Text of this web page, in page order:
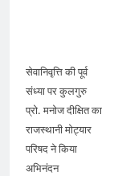
सेवानिवृत्ति की पूर्व
संध्या पर कुलगुरु
प्रो. मनोज दीक्षित का
राजस्थानी मोट्यार
परिषद ने किया
अभिनंदन